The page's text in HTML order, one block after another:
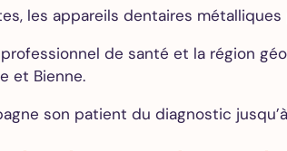
les appareils dentaires
de santé et la région
et Bienne.
son patient du diagnostic